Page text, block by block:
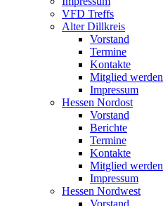
VFD Treffs
Alter Dillkreis
Vorstand
Termine
Kontakte
Mitglied werden
Impressum
Hessen Nordost
Vorstand
Berichte
Termine
Kontakte
Mitglied werden
Impressum
Hessen Nordwest
Vorstand